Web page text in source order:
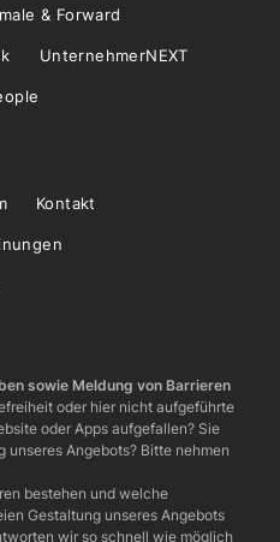
& Forward
UnternehmerNEXT
Kontakt
sowie Meldung von Barrieren
oder hier nicht aufgeführte
oder Apps aufgefallen? Sie
Angebots? Bitte nehmen
bestehen und welche
Gestaltung unseres Angebots
wir so schnell wie möglich